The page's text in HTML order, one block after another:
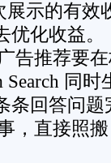
展示的有效
化收益。
告推荐要
Search 同
条回答问
，直接照